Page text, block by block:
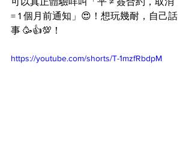
= 1 個月前通知」😍！想玩幾耐，自己話
事 🥳👍💯！
https://youtube.com/shorts/T-1mzfRbdpM